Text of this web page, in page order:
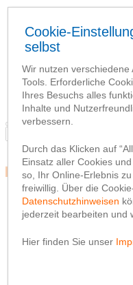
Team
Social Media
Netiquette
Datenschutzhinweis
Impressum
Blog
Team
Social Media
Netiquette